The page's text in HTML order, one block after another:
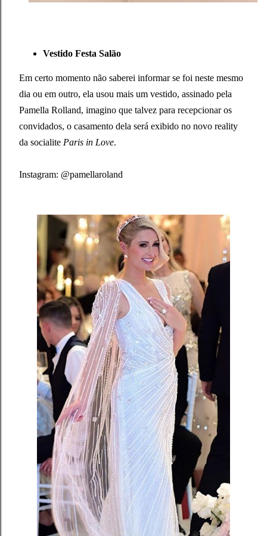
Vestido Festa Salão
Em certo momento não saberei informar se foi neste mesmo
dia ou em outro, ela usou mais um vestido, assinado pela
Pamella Rolland, imagino que talvez para recepcionar os
convidados, o casamento dela será exibido no novo reality
da socialite Paris in Love.
Instagram: @pamellaroland